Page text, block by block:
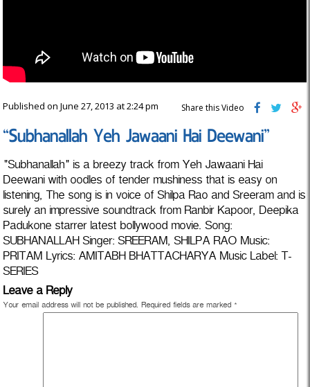
Published on June 27, 2013 at 2:24 pm Share this Video
“Subhanallah Yeh Jawaani Hai Deewani”
"Subhanallah" is a breezy track from Yeh Jawaani Hai
Deewani with oodles of tender mushiness that is easy on
listening, The song is in voice of Shilpa Rao and Sreeram and is
surely an impressive soundtrack from Ranbir Kapoor, Deepika
Padukone starrer latest bollywood movie. Song:
SUBHANALLAH Singer: SREERAM, SHILPA RAO Music:
PRITAM Lyrics: AMITABH BHATTACHARYA Music Label: T-
SERIES
Leave a Reply
Your email address will not be published. Required fields are marked *